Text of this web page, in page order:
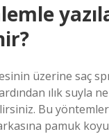
üzerine saç
ılık suyla
Bu
pamuk